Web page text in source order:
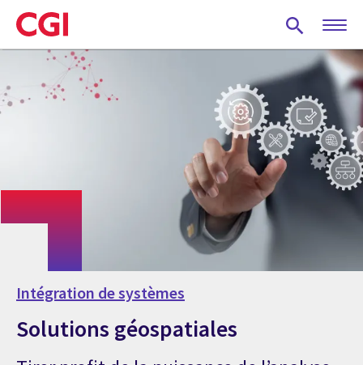
Skip
to
main
Intégration de systèmes
Solutions géospatiales